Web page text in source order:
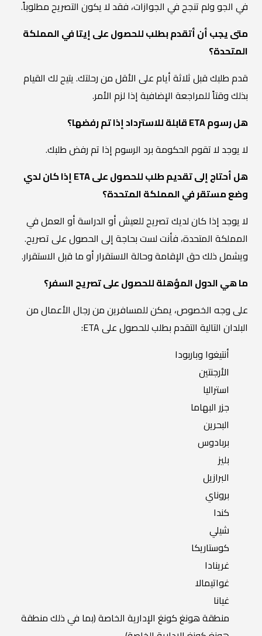
في الجو ولم تنجح في الجوازات، فقد لا يكون التصريح مطلوباً.
متى يجب أن أتقدم بطلب للحصول على إيتا في المملكة
المتحدة؟
قدم طلبك قبل ثلاثة أيام على الأقل من رحلتك. يتيح لك القيام
بذلك وقتاً للمراجعة الإضافية إذا لزم الأمر.
هل رسوم ETA قابلة للاسترداد إذا تم رفضها؟
لا يوجد لا تقوم الحكومة برد الرسوم إذا تم رفض طلبك.
هل أحتاج إلى تقديم طلب للحصول على ETA إذا كان لدي
وضع مستقر في المملكة المتحدة؟
لا يوجد إذا كان لديك تصريح للعيش أو الدراسة أو العمل في
المملكة المتحدة، فأنت لست بحاجة إلى الحصول على تصريح.
ويشمل ذلك حق الإقامة وحالة الاستقرار أو ما قبل الاستقرار.
ما هي الدول المؤهلة للحصول على تصريح السفر؟
على وجه الخصوص، يمكن للمسافرين من رجال الأعمال من
البلدان التالية التقدم بطلب للحصول على ETA:
أنتيغوا وباربودا
الأرجنتين
استراليا
جزر البهاما
البحرين
بربادوس
بليز
البرازيل
بروناي
كندا
شيلي
كوستاريكا
غرينادا
غواتيمالا
غيانا
منطقة هونغ كونغ الإدارية الخاصة (بما في ذلك منطقة